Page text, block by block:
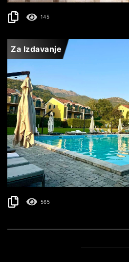
145
Za Izdavanje
LASTVA GRBALJSKA
1.750€
176 m2
565